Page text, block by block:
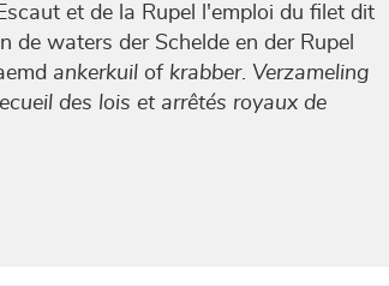
et de la Rupel l'emploi du filet dit
waters der Schelde en der Rupel
ankerkuil of krabber. Verzameling
des lois et arrêtés royaux de